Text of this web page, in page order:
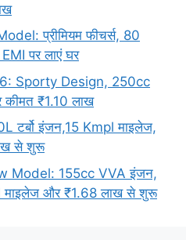
प्रीमियम फीचर्स, 80
पर लाएं घर
Sporty Design, 250cc
₹1.10 लाख
इंजन,15 Kmpl माइलेज,
से शुरू
Model: 155cc VVA इंजन,
माइलेज और ₹1.68 लाख से शुरू